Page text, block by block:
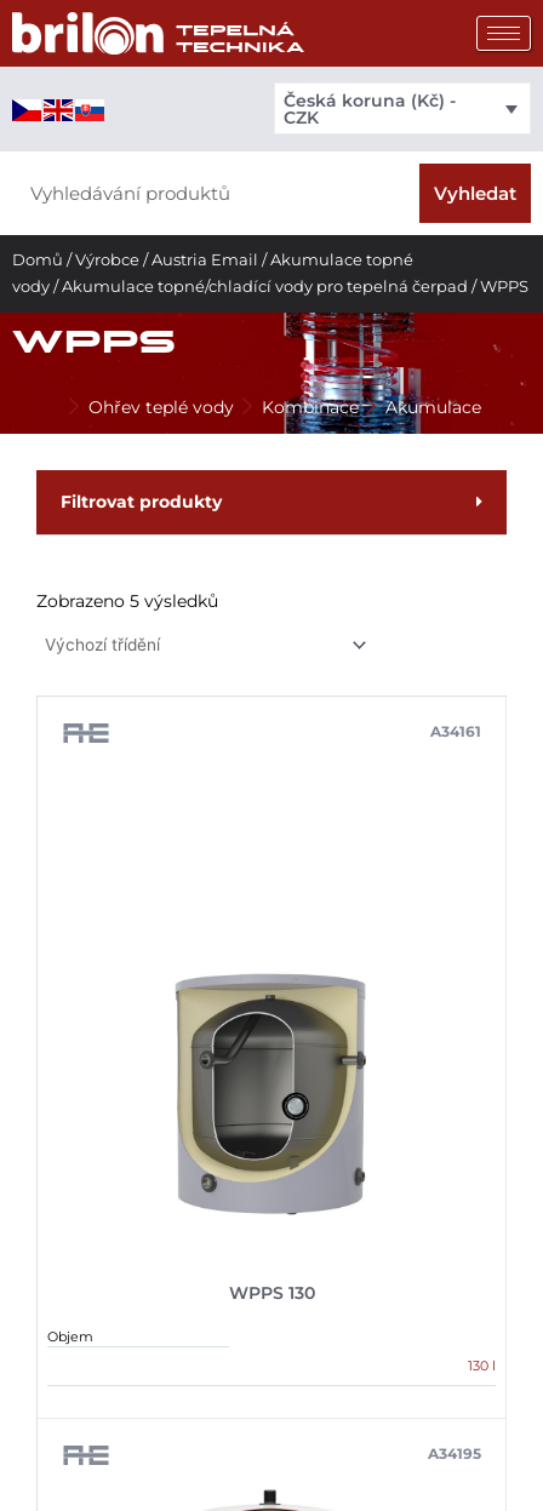
Přeskočit
obsah
Česká koruna (Kč) -
CZK
Vyhledat
Domů /Výrobce /Austria Email /Akumulace topné
vody /Akumulace topné/chladící vody pro tepelná čerpad / WPPS
WPPS
Ohřev teplé vody Kombinace Akumulace
Filtrovat produkty
Zobrazeno 5 výsledků
WPPS 130
A34161
Objem
130 l
A34195